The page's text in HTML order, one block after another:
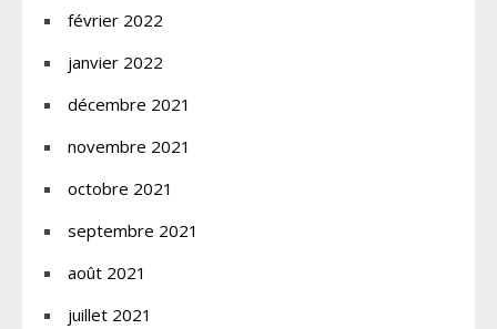
février 2022
janvier 2022
décembre 2021
novembre 2021
octobre 2021
septembre 2021
août 2021
juillet 2021